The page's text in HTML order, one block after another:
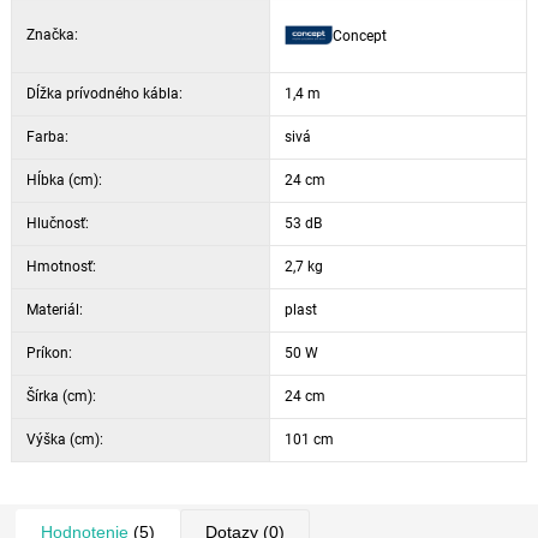
rýchlosť prúdenia vzduchu: 1,8 m/sekunda
hlučnosť maximálna: 53 dB
napätie a frekvencia: 220-240 V, 50 Hz
dĺžka prívodného kábla: 140 cm
rozmery: 24 x 24 x 101 cm, hmotnosť: 2700 g
Značka: Concept
Dĺžka prívodného kábla: 1,4 m
Farba: sivá
Hĺbka (cm): 24 cm
Hlučnosť: 53 dB
Hmotnosť: 2,7 kg
Materiál: plast
Príkon: 50 W
Šírka (cm): 24 cm
Výška (cm): 101 cm
Hodnotenie(5) Dotazy(0)